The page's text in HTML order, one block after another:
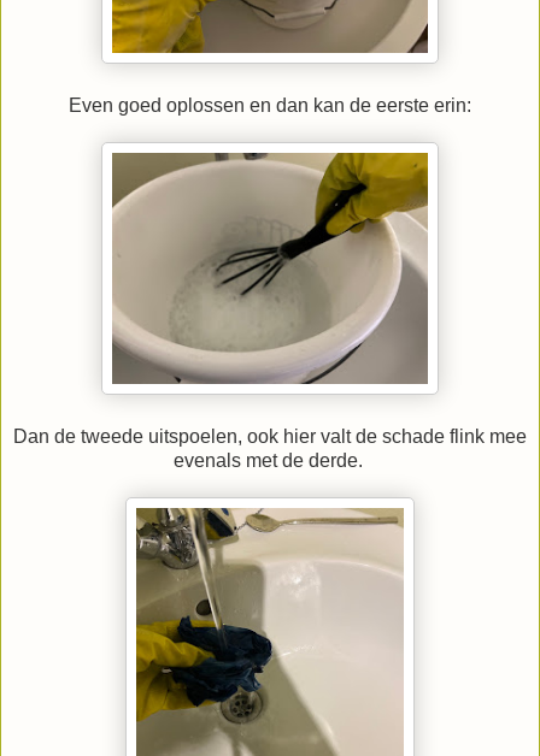
Even goed oplossen en dan kan de eerste erin:
Dan de tweede uitspoelen, ook hier valt de schade flink mee
evenals met de derde.